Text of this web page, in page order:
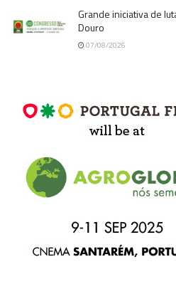
Grande iniciativa de
Douro
07/08/2026